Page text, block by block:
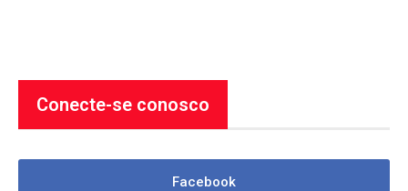
Conecte-se conosco
Facebook